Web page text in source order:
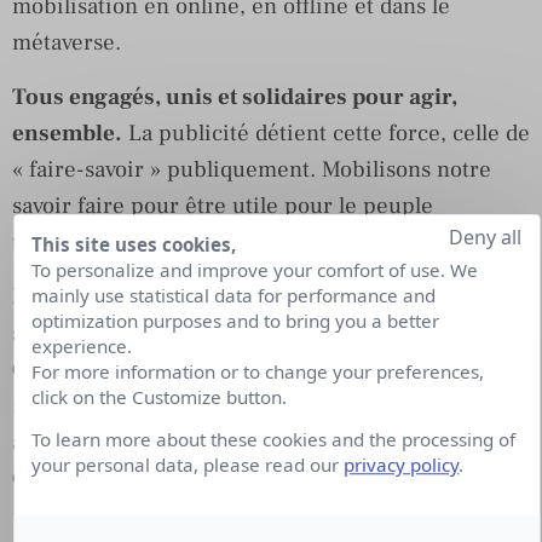
mobilisation en online, en offline et dans le
métaverse.
Tous engagés, unis et solidaires pour agir,
ensemble. La publicité détient cette force, celle de
« faire-savoir » publiquement. Mobilisons notre
savoir faire pour être utile pour le peuple
ukrainien, maintenant !
Merci de partager, de commenter, de supporter, de
suivre et de donner ce que vous pouvez :Twitter
@generosites @IaaFrance @pascalcubb /LinkedIn
: @france-generosites @international-advertising-
association-france @pascalcubb /Facebook:
@infodonfr @IAAFrance @PascalCubb /Instagram
: @Iaa_france @pascalcubb
This site uses cookies,
To personalize and improve your comfort of use. We
mainly use statistical data for performance and
optimization purposes and to bring you a better
experience.
For more information or to change your preferences,
click on the Customize button.
To learn more about these cookies and the processing of
your personal data, please read our privacy policy.
Deny all